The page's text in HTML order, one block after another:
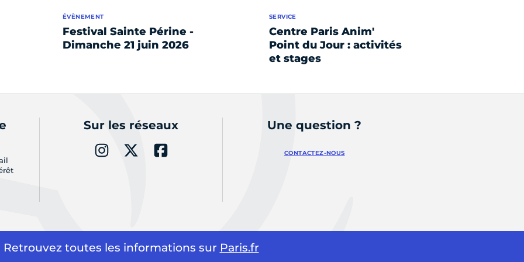
Festival Sainte Périne -
Dimanche 21 juin 2026
ÉVÈNEMENT
Centre Paris Anim'
Point du Jour : activités
et stages
SERVICE
Sur les réseaux Une question ?
CONTACTEZ-NOUS
Retrouvez toutes les informations sur Paris.fr